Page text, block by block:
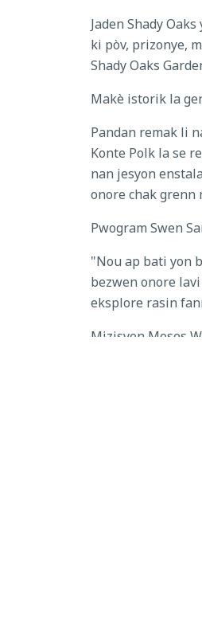
Jaden Shady
ki pòv, prizonye,
Shady Oaks
Makè istorik la
Pandan remak li
Konte Polk la se
nan jesyon
onore chak grenn
Pwogram Swen
"Nou ap bati yon
bezwen onore
eksplore rasin
Mizisyen Moses